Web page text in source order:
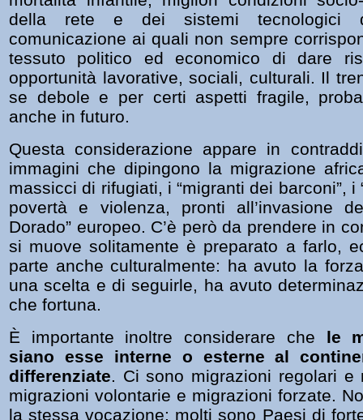
della rete e dei sistemi tecnologici
comunicazione ai quali non sempre
tessuto politico ed economico di dare
opportunità lavorative, sociali, culturali. Il
se debole e per certi aspetti fragile,
anche in futuro.
Questa considerazione appare in
immagini che dipingono la migrazione
massicci di rifugiati, i “migranti dei barconi”, i
povertà e violenza, pronti all’invasione
Dorado” europeo. C’è però da prendere in
si muove solitamente è preparato a farlo,
parte anche culturalmente: ha avuto la
una scelta e di seguirle, ha avuto
che fortuna.
È importante inoltre considerare che le
siano esse interne o esterne al
differenziate. Ci sono migrazioni regolari e
migrazioni volontarie e migrazioni forzate.
la stessa vocazione: molti sono Paesi di